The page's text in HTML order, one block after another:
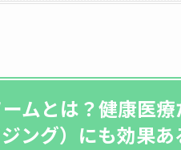
ムとは？健康医
ング）にも効果あ